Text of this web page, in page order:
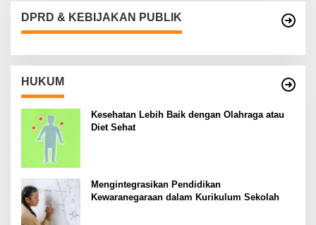
DPRD & KEBIJAKAN PUBLIK
HUKUM
Kesehatan Lebih Baik dengan Olahraga atau
Diet Sehat
Mengintegrasikan Pendidikan
Kewaranegaraan dalam Kurikulum Sekolah